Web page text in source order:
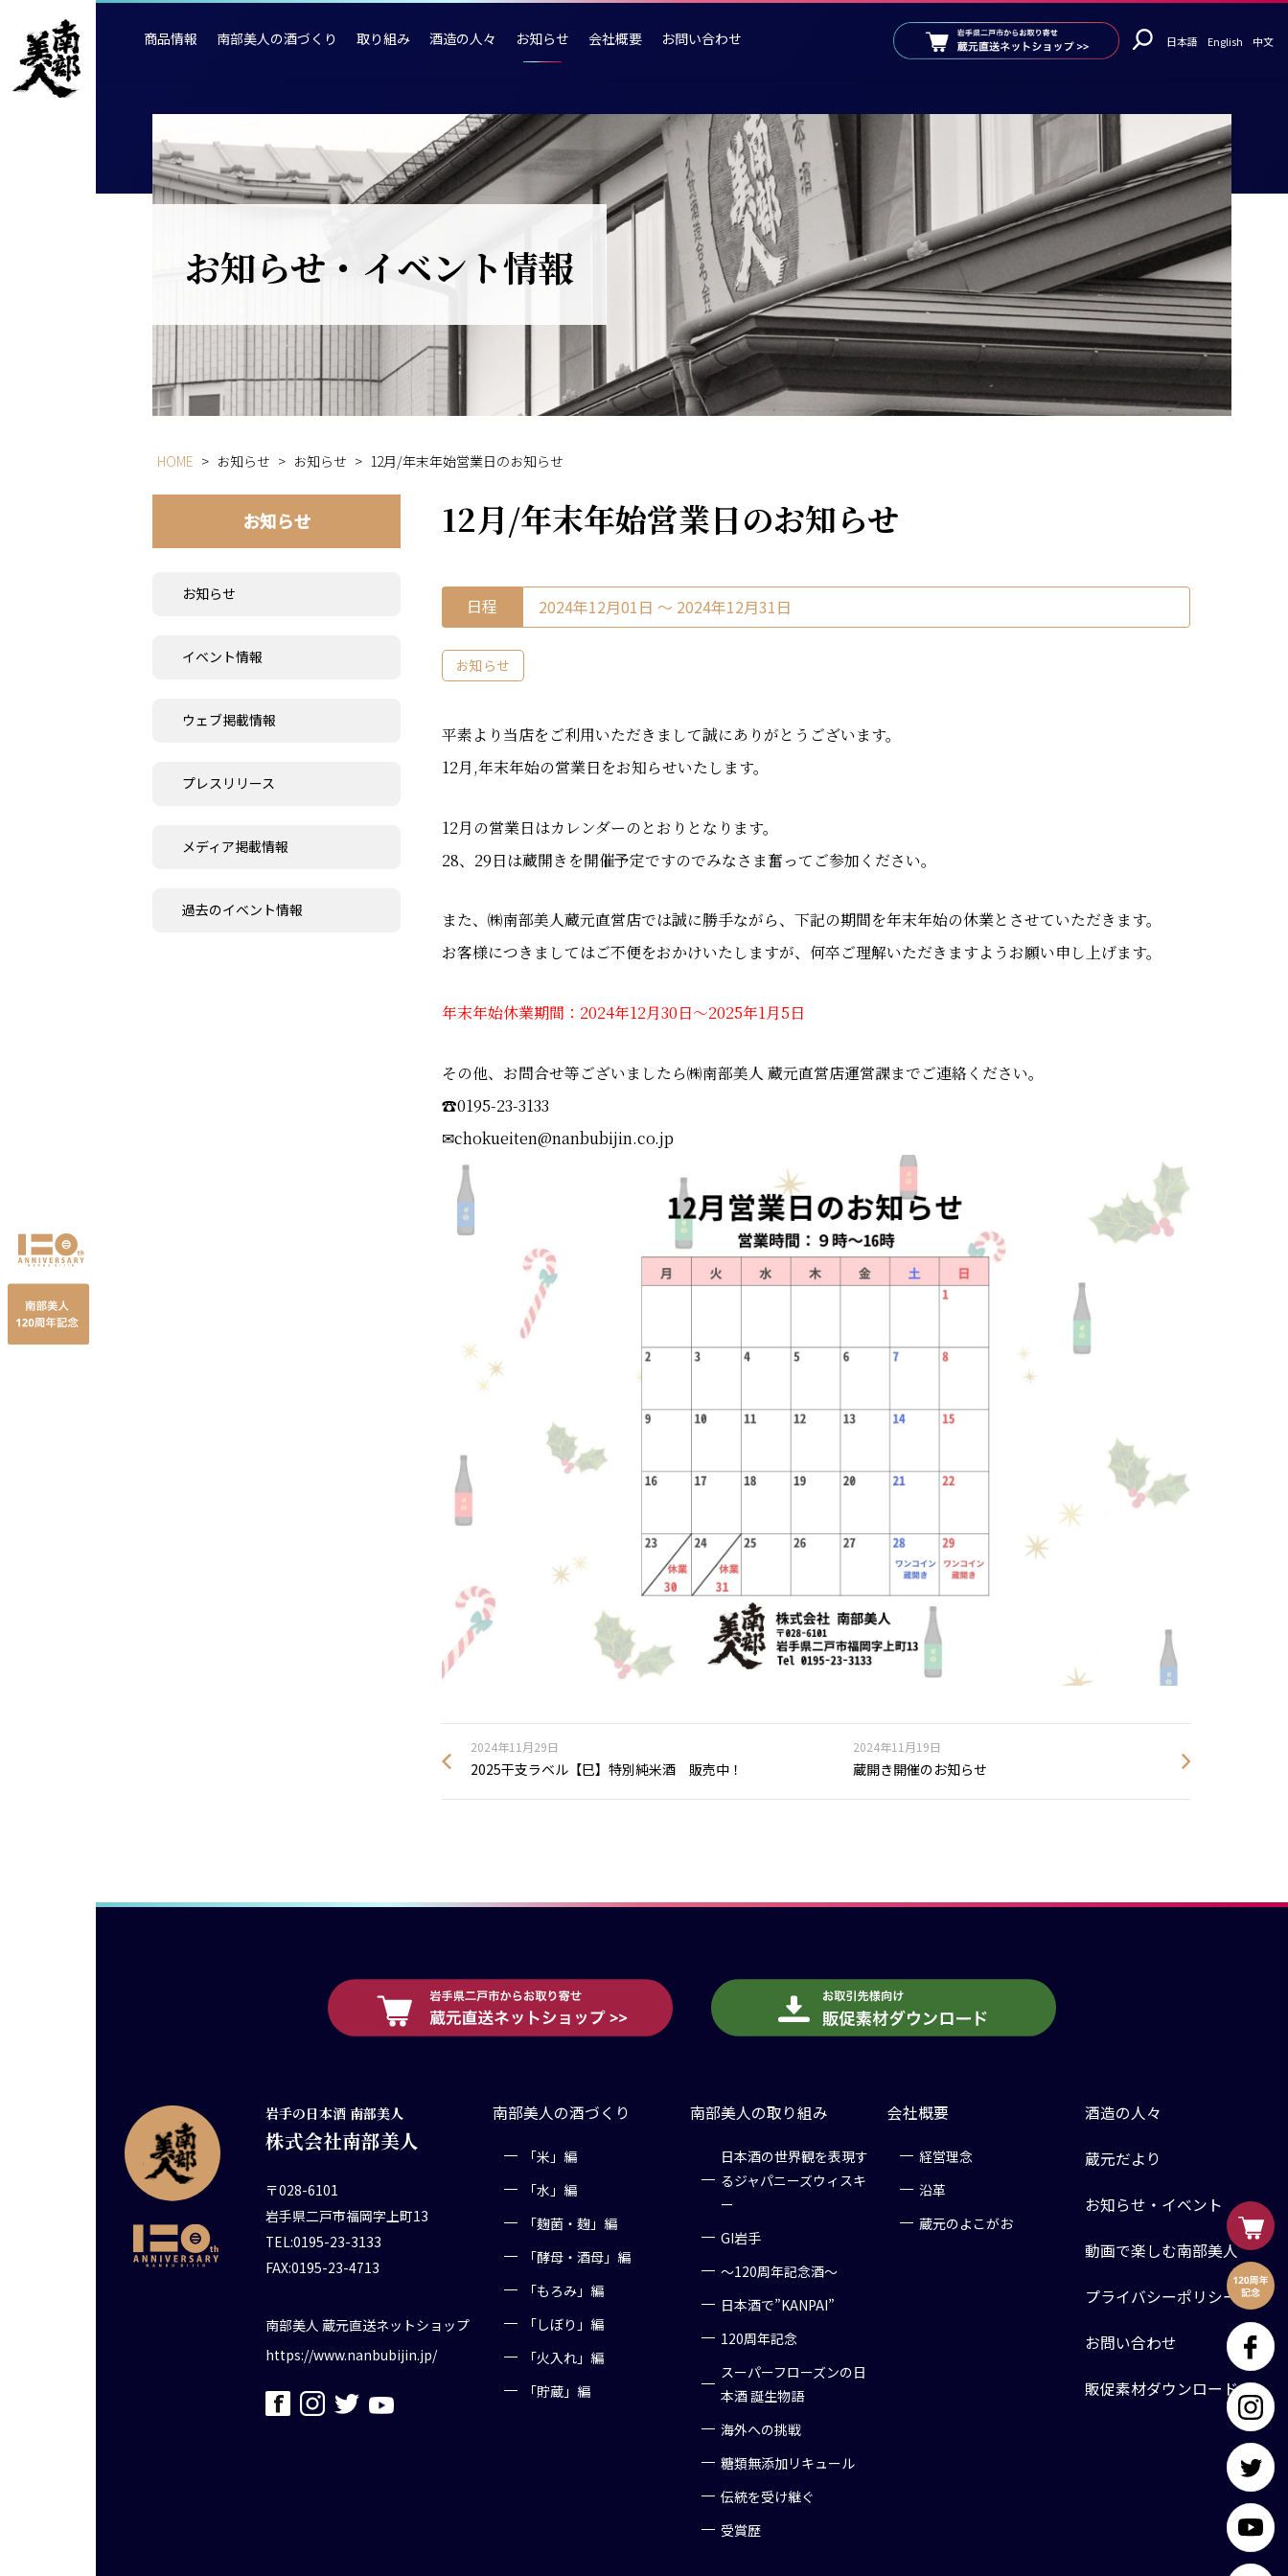
商品情報 南部美人の酒づくり 取り組み 酒造の人々 お知らせ 会社概要 お問い合わせ 日本語 English 中文
お知らせ・イベント情報
HOME > お知らせ > お知らせ > 12月/年末年始営業日のお知らせ
お知らせ
お知らせ
イベント情報
ウェブ掲載情報
プレスリリース
メディア掲載情報
過去のイベント情報
12月/年末年始営業日のお知らせ
日程 2024年12月01日 〜 2024年12月31日
お知らせ
平素より当店をご利用いただきまして誠にありがとうございます。
12月,年末年始の営業日をお知らせいたします。
12月の営業日はカレンダーのとおりとなります。
28、29日は蔵開きを開催予定ですのでみなさま奮ってご参加ください。
また、㈱南部美人蔵元直営店では誠に勝手ながら、下記の期間を年末年始の休業とさせていただきます。
お客様につきましてはご不便をおかけいたしますが、何卒ご理解いただきますようお願い申し上げます。
年末年始休業期間：2024年12月30日～2025年1月5日
その他、お問合せ等ございましたら㈱南部美人 蔵元直営店運営課までご連絡ください。
☎0195-23-3133
✉chokueiten@nanbubijin.co.jp
2024年11月29日
2025干支ラベル【巳】特別純米酒 販売中！
2024年11月19日
蔵開き開催のお知らせ
岩手の日本酒 南部美人
株式会社南部美人
〒028-6101
岩手県二戸市福岡字上町13
TEL:0195-23-3133
FAX:0195-23-4713
南部美人 蔵元直送ネットショップ
https://www.nanbubijin.jp/
南部美人の酒づくり
「米」編
「水」編
「麹菌・麹」編
「酵母・酒母」編
「もろみ」編
「しぼり」編
「火入れ」編
「貯蔵」編
南部美人の取り組み
日本酒の世界観を表現す
るジャパニーズウィスキ
ー
GI岩手
～120周年記念酒～
日本酒で”KANPAI”
120周年記念
スーパーフローズンの日
本酒 誕生物語
海外への挑戦
糖類無添加リキュール
伝統を受け継ぐ
受賞歴
会社概要
経営理念
沿革
蔵元のよこがお
酒造の人々
蔵元だより
お知らせ・イベント
動画で楽しむ南部美人
プライバシーポリシー
お問い合わせ
販促素材ダウンロード